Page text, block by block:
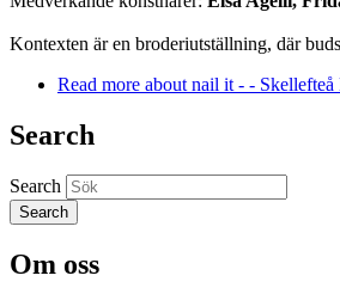
Kontexten är en broderiutställning, där
Read more about nail it - - Skellefteå
Search
Search
Om oss